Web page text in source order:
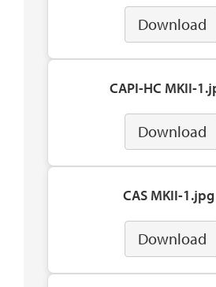
Download
CAPI-HC MKII-
Download
CAS MKII-1.jpg
Download